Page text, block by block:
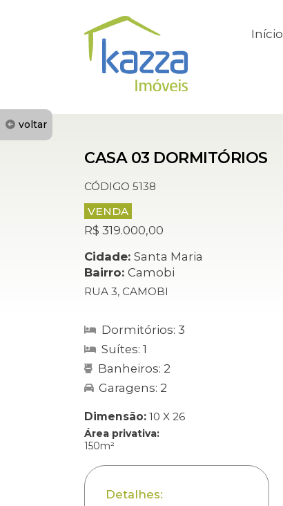
Início
voltar
CASA 03 DORMITÓRIOS
CÓDIGO 5138
VENDA
R$ 319.000,00
Cidade: Santa Maria
Bairro: Camobi
RUA 3, CAMOBI
Dormitórios: 3
Suítes: 1
Banheiros: 2
Garagens: 2
Dimensão: 10 X 26
Área privativa:
150m²
Detalhes: